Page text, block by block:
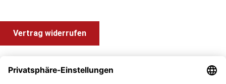
Vertrag widerrufen